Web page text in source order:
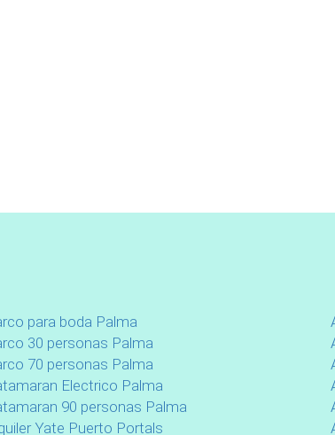
para boda Palma
30 personas Palma
70 personas Palma
Electrico Palma
90 personas Palma
Yate Puerto Portals